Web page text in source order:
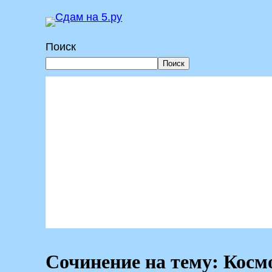
Перейти
к
содержимому
Поиск
Поиск
Сочинение на тему: